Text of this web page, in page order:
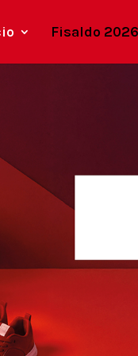
Fisaldo 2026